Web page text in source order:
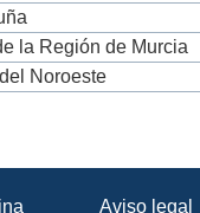
la Región de Murcia
Noroeste
Aviso legal